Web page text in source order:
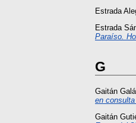
Estrada
Estrada
Paraíso.
G
Gaitán
en
Gaitán